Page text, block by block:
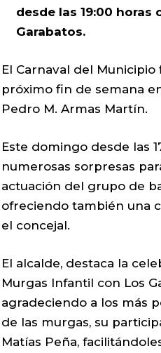
desde las 19:00
Garabatos.
El Carnaval del
próximo fin de semana
Pedro M. Armas Martín.
Este domingo desde las
numerosas sorpresas
actuación del grupo de
ofreciendo también una
el concejal.
El alcalde, destaca la
Murgas Infantil con Los
agradeciendo a los más
de las murgas, su
Matías Peña,